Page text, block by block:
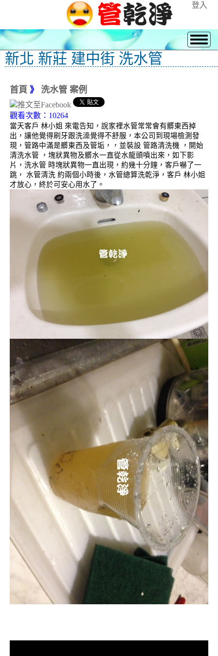
登入
新北 新莊 建中街 洗水管
首頁 》 洗水管 案例
觀看次數：10264
當天客戶 林小姐 來電告知，說家裡水管常常會有髒東西掉
出，讓他覺得刷牙跟洗澡覺得不舒服，本公司到現場檢測發
現，管路中滿是髒東西及管垢，，並裝設 管路清洗機 ，開始
清洗水管 ，塊狀異物及髒水一直從水龍頭噴出來，如下影
片，洗水管 時塊狀異物一直出現，約幾十分鐘，客戶嚇了一
跳， 水管清洗 約兩個小時後，水管總算洗乾淨，客戶 林小姐
才放心，終於可安心用水了。